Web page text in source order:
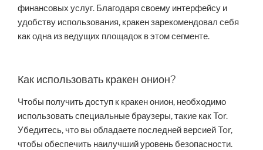
финансовых услуг. Благодаря своему интерфейсу и
удобству использования, кракен зарекомендовал себя
как одна из ведущих площадок в этом сегменте.
Как использовать кракен онион?
Чтобы получить доступ к кракен онион, необходимо
использовать специальные браузеры, такие как Tor.
Убедитесь, что вы обладаете последней версией Tor,
чтобы обеспечить наилучший уровень безопасности.